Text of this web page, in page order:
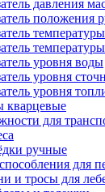
давления
положения
уровня воды
уровня
уровня
кварцевые
для
ручные
для
и тросы для